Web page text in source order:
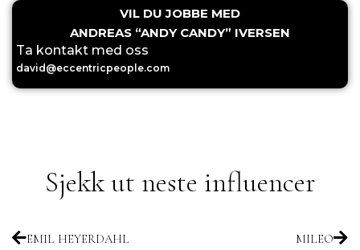
VIL DU JOBBE MED
ANDREAS “ANDY CANDY” IVERSEN
Ta kontakt med oss
david@eccentricpeople.com
Sjekk ut neste influencer
EMIL HEYERDAHL MILEO